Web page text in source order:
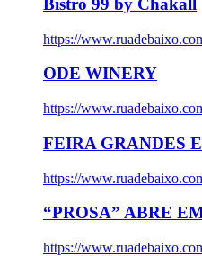
Bistro 99 by Chakall
https://
ODE WINERY
https://
FEIRA GRANDES
https://
“PROSA” ABRE
https://